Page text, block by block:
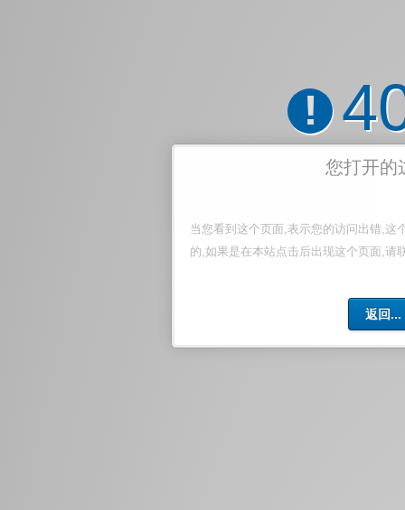
!
您打开的
当您看到这个页面,表示您的访问出错,这
的,如果是在本站点击后出现这个页面,请
返回...